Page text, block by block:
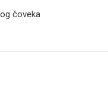
A
p
a
čoveka